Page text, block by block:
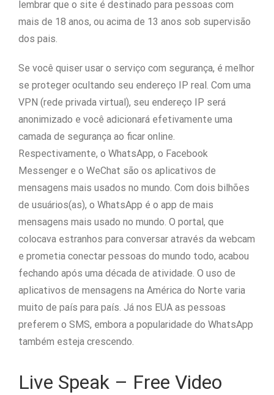
lembrar que o site é destinado para pessoas com
mais de 18 anos, ou acima de 13 anos sob supervisão
dos pais.
Se você quiser usar o serviço com segurança, é melhor
se proteger ocultando seu endereço IP real. Com uma
VPN (rede privada virtual), seu endereço IP será
anonimizado e você adicionará efetivamente uma
camada de segurança ao ficar online.
Respectivamente, o WhatsApp, o Facebook
Messenger e o WeChat são os aplicativos de
mensagens mais usados no mundo. Com dois bilhões
de usuários(as), o WhatsApp é o app de mais
mensagens mais usado no mundo. O portal, que
colocava estranhos para conversar através da webcam
e prometia conectar pessoas do mundo todo, acabou
fechando após uma década de atividade. O uso de
aplicativos de mensagens na América do Norte varia
muito de país para país. Já nos EUA as pessoas
preferem o SMS, embora a popularidade do WhatsApp
também esteja crescendo.
Live Speak – Free Video